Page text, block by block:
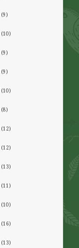
(9)
(10)
(9)
(9)
(10)
(8)
(12)
(12)
(13)
(11)
(10)
(16)
(13)